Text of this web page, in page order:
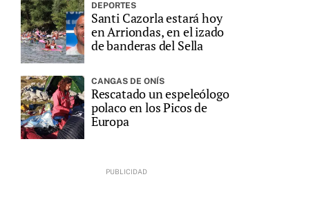
DEPORTES
Santi Cazorla estará hoy
en Arriondas, en el izado
de banderas del Sella
CANGAS DE ONÍS
Rescatado un espeleólogo
polaco en los Picos de
Europa